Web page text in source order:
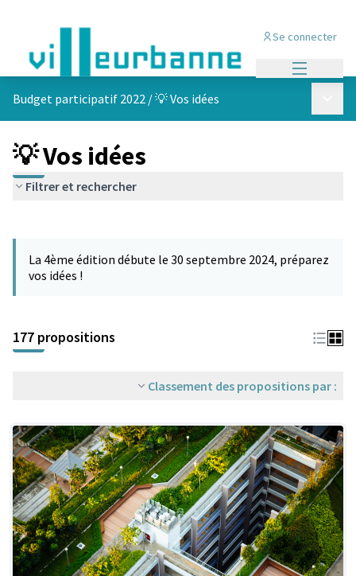
Se connecter
Budget participatif 2022 /💡 Vos idées
💡 Vos idées
Filtrer et rechercher
−
La 4ème édition débute le 30 septembre 2024, préparez
vos idées !
177 propositions
Classement des propositions par :